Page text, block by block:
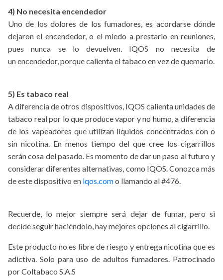
4) No necesita encendedor
Uno de los dolores de los fumadores, es acordarse dónde
dejaron el encendedor, o el miedo a prestarlo en reuniones,
pues nunca se lo devuelven. IQOS no necesita de
un encendedor, porque calienta el tabaco en vez de quemarlo.
5) Es tabaco real
A diferencia de otros dispositivos, IQOS calienta unidades de
tabaco real por lo que produce vapor y no humo, a diferencia
de los vapeadores que utilizan líquidos concentrados con o
sin nicotina. En menos tiempo del que cree los cigarrillos
serán cosa del pasado. Es momento de dar un paso al futuro y
considerar diferentes alternativas, como IQOS. Conozca más
de este dispositivo en iqos.como llamando al #476.
Recuerde, lo mejor siempre será dejar de fumar, pero si
decide seguir haciéndolo, hay mejores opciones al cigarrillo.
Este producto no es libre de riesgo y entrega nicotina que es
adictiva. Solo para uso de adultos fumadores. Patrocinado
por Coltabaco S.A.S